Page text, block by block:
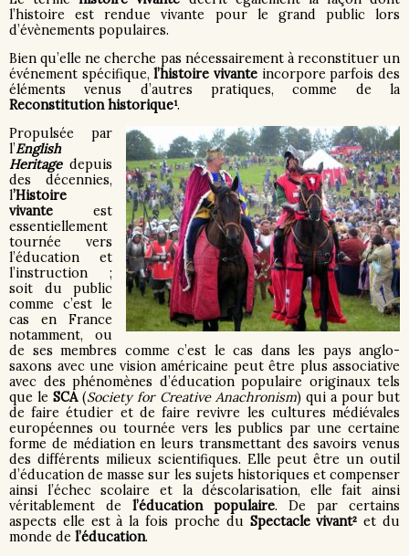
l’histoire est rendue vivante pour le grand public lors
d’évènements populaires.
Bien qu’elle ne cherche pas nécessairement à reconstituer un
événement spécifique,l’histoire vivante incorpore parfois des
éléments venus d’autres pratiques, comme de la
Reconstitution historique¹.
Propulsée par
l’English
Heritagedepuis
des décennies,
l’Histoire
vivante est
essentiellement
tournée vers
l’éducation et
l’instruction ;
soit du public
comme c’est le
cas en France
notamment, ou
de ses membres comme c’est le cas dans les pays anglo-
saxons avec une vision américaine peut être plus associative
avec des phénomènes d’éducation populaire originaux tels
que leSCA(Society for Creative Anachronism) qui a pour but
de faire étudier et de faire revivre les cultures médiévales
européennes ou tournée vers les publics par une certaine
forme de médiation en leurs transmettant des savoirs venus
des différents milieux scientifiques. Elle peut être un outil
d’éducation de masse sur les sujets historiques et compenser
ainsi l’échec scolaire et la déscolarisation, elle fait ainsi
véritablement de l’éducation populaire. De par certains
aspects elle est à la fois proche du Spectacle vivant² et du
monde de l’éducation.